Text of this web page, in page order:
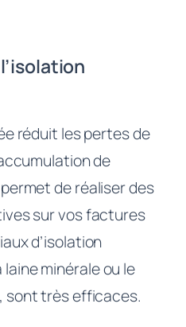
réduit les pertes de
de
de réaliser des
sur vos factures
d’isolation
minérale ou le
sont très efficaces.